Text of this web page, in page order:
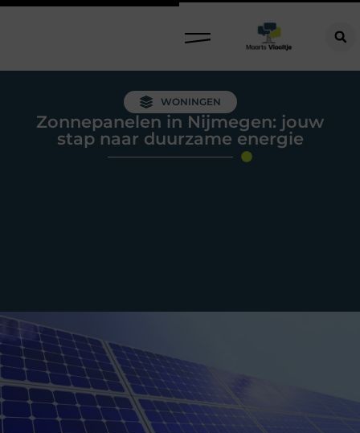
WONINGEN
Zonnepanelen in Nijmegen: jouw
stap naar duurzame energie